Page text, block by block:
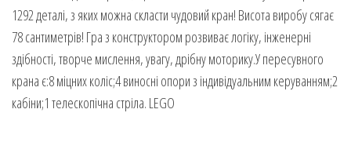
1292 деталі, з яких можна скласти чудовий кран! Висота виробу сягає
78 сантиметрів! Гра з конструктором розвиває логіку, інженерні
здібності, творче мислення, увагу, дрібну моторику.У пересувного
крана є:8 міцних коліс;4 виносні опори з індивідуальним керуванням;2
кабіни;1 телескопічна стріла. LEGO